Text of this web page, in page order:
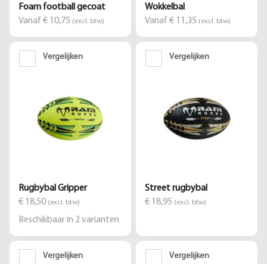
Foam football gecoat
Vanaf € 10,75 (excl. btw)
Wokkelbal
Vanaf € 11,35 (excl. btw)
Vergelijken
Rugbybal Gripper
€ 18,50 (excl. btw)
Beschikbaar in 2varianten
Vergelijken
Street rugbybal
€ 18,95 (excl. btw)
Vergelijken Vergelijken